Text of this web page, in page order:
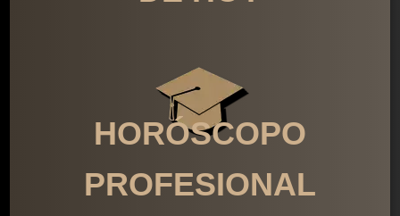
HORÓSCOPO
PROFESIONAL